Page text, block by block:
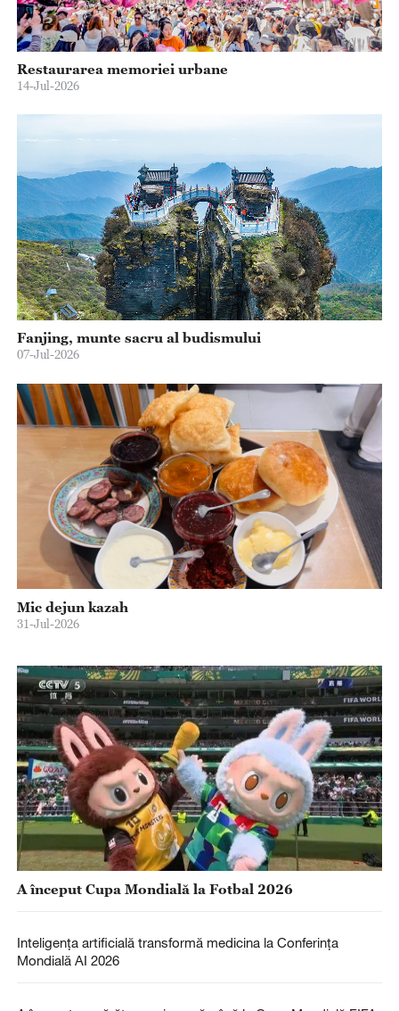
Restaurarea memoriei urbane
14-Jul-2026
Fanjing, munte sacru al budismului
07-Jul-2026
Mic dejun kazah
31-Jul-2026
A început Cupa Mondială la Fotbal 2026
Inteligența artificială transformă medicina la Conferința
Mondială AI 2026